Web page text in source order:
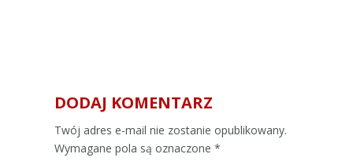
DODAJ KOMENTARZ
Twój adres e-mail nie zostanie opublikowany.
Wymagane pola są oznaczone *